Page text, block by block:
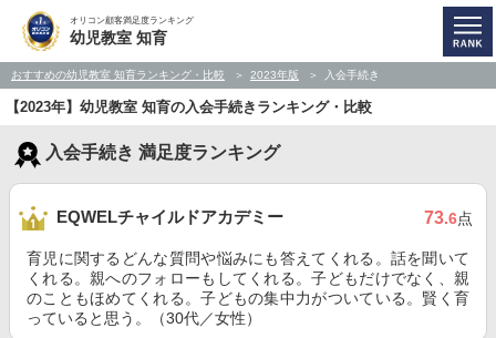
オリコン顧客満足度ランキング
幼児教室 知育
おすすめの幼児教室 知育ランキング・比較 2023年版 入会手続き
【2023年】幼児教室 知育の入会手続きランキング・比較
入会手続き 満足度ランキング
EQWELチャイルドアカデミー 73.6点
育児に関するどんな質問や悩みにも答えてくれる。話を聞いて
くれる。親へのフォローもしてくれる。子どもだけでなく、親
のこともほめてくれる。子どもの集中力がついている。賢く育
っていると思う。（30代／女性）